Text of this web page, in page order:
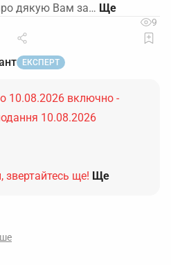
дякую Вам за…
9
ЕКСПЕРТ
10.08.2026 включно -
10.08.2026
звертайтесь ще! Ще